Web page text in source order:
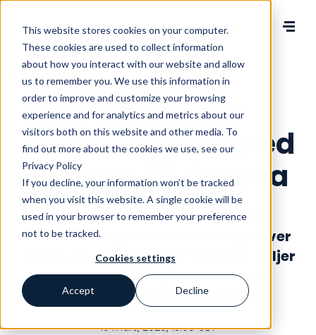
This website stores cookies on your computer.
These cookies are used to collect information
about how you interact with our website and allow
us to remember you. We use this information in
order to improve and customize your browsing
experience and for analytics and metrics about our
visitors both on this website and other media. To
find out more about the cookies we use, see our
Privacy Policy
If you decline, your information won’t be tracked
when you visit this website. A single cookie will be
used in your browser to remember your preference
not to be tracked.
Cookies settings
Accept Decline
Change language
Avensia:
statusrapport med
hänsyn till Corona
Mot bakgrund av de ändrade
förutsättningar som vi alla upplever
sedan ett antal veckor tillbaka, väljer
Avensia att idag lämna denna
allmänna uppdatering.
19 mars, 2020, 13:00 CET